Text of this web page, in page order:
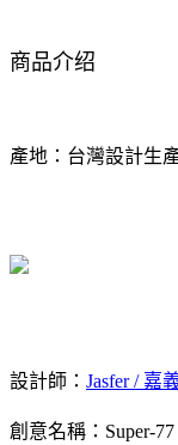
商品介绍
產地：台灣設計生
設計師： Jasfer / 嘉
創意名稱： Super-77